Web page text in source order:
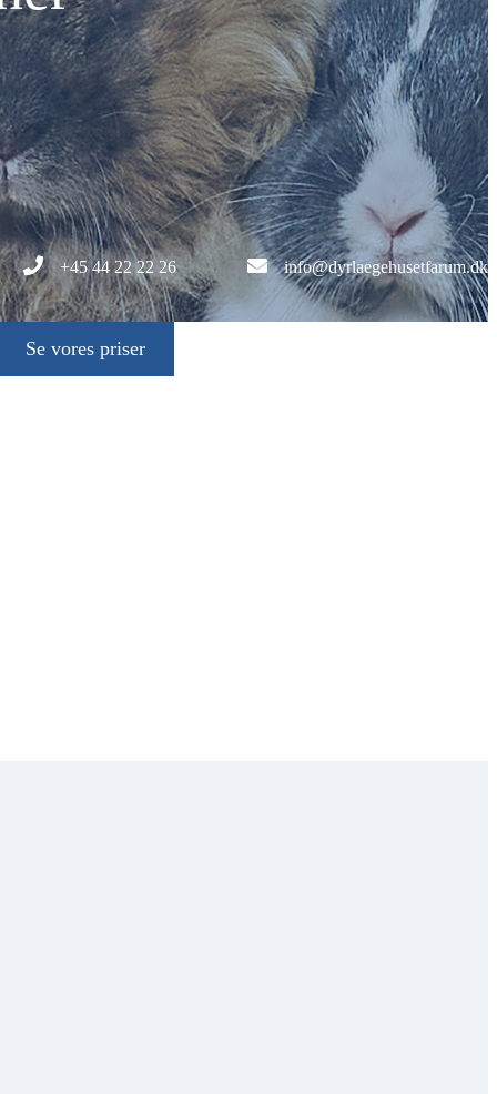
+45 44 22 22 26 info@dyrlaegehusetfarum.dk
Se vores priser